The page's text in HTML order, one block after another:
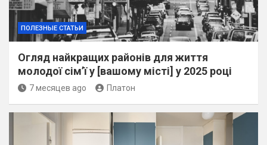
ПОЛЕЗНЫЕ СТАТЬИ
Огляд найкращих районів для життя
молодої сім’ї у [вашому місті] у 2025 році
7 месяцев ago Платон